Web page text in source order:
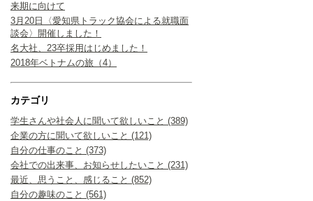
来期に向けて
3月20日〈愛知県トラック協会による就職面
談会〉開催しました！
名大社、23卒採用はじめました！
2018年ベトナムの旅（4）
カテゴリ
学生さんや社会人に聞いて欲しいこと (389)
企業の方に聞いて欲しいこと (121)
自分の仕事のこと (373)
会社での出来事、お知らせしたいこと (231)
最近、思うこと、感じること (852)
自分の趣味のこと (561)